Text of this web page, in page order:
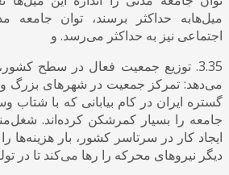
میل‌هابه حداکثر برسند، توان جامعه
اجتماعی نیز به حداکثر می‌رسد. و
3.35. توزیع جمعیت فعال در سطح
می‌دهد: تمرکز جمعیت در شهرهای بزرگ
گستره ایران در کام بیابانی که با شتاب
جامعه را بسیار کمرشکن کرده‌اند.
ایجاد کار در سرتاسر کشور، بار هزینه‌ها
دیگر نیروهای محرکه را رها می‌کند تا در